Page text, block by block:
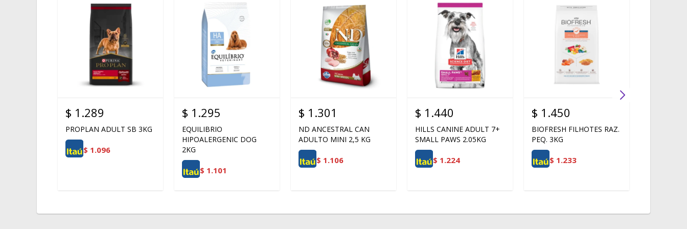
$ 1.289
PROPLAN ADULT SB 3KG
$ 1.096
$ 1.295
EQUILIBRIO
HIPOALERGENIC DOG
2KG
$ 1.101
$ 1.301
ND ANCESTRAL CAN
ADULTO MINI 2,5 KG
$ 1.106
$ 1.440
HILLS CANINE ADULT 7+
SMALL PAWS 2.05KG
$ 1.224
$ 1.450
BIOFRESH FILHOTES RAZ.
PEQ. 3KG
$ 1.233